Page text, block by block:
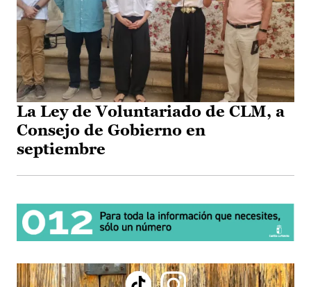
La Ley de Voluntariado de CLM, a
Consejo de Gobierno en
septiembre